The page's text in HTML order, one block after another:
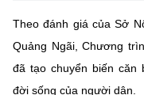
Vietnamese
Theo đánh giá của Sở
Quảng Ngãi, Chương
đã tạo chuyển biến căn
đời sống của người dân.